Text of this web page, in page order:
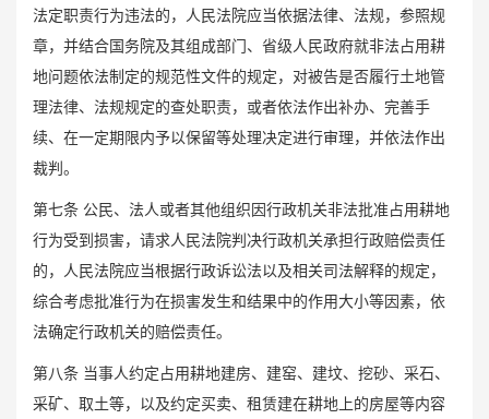
法定职责行为违法的，人民法院应当依据法律、法规，参照规
章，并结合国务院及其组成部门、省级人民政府就非法占用耕
地问题依法制定的规范性文件的规定，对被告是否履行土地管
理法律、法规规定的查处职责，或者依法作出补办、完善手
续、在一定期限内予以保留等处理决定进行审理，并依法作出
裁判。
第七条 公民、法人或者其他组织因行政机关非法批准占用耕地
行为受到损害，请求人民法院判决行政机关承担行政赔偿责任
的，人民法院应当根据行政诉讼法以及相关司法解释的规定，
综合考虑批准行为在损害发生和结果中的作用大小等因素，依
法确定行政机关的赔偿责任。
第八条 当事人约定占用耕地建房、建窑、建坟、挖砂、采石、
采矿、取土等，以及约定买卖、租赁建在耕地上的房屋等内容